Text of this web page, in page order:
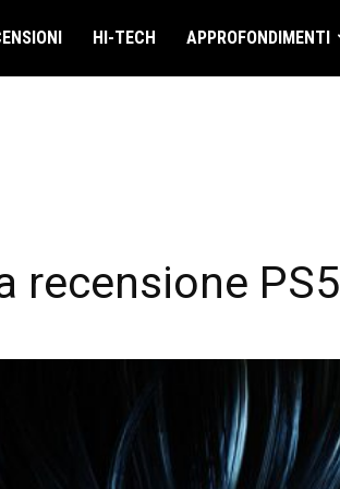
HI-TECH APPROFONDIMENTI
recensione PS5